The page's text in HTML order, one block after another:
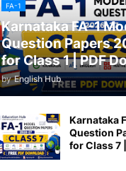
FA-1
Karnataka FA-1
Question Papers
for Class 1 | PDF
by English Hub
Karnataka
Question
for Class 7